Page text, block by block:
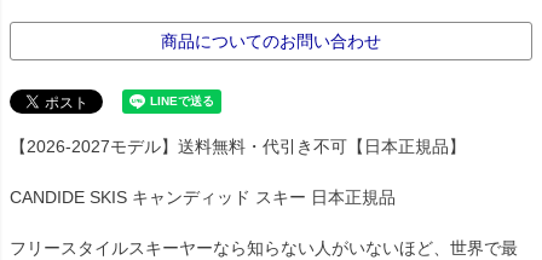
商品についてのお問い合わせ
【2026-2027モデル】送料無料・代引き不可【日本正規品】
CANDIDE SKIS キャンディッド スキー 日本正規品
フリースタイルスキーヤーなら知らない人がいないほど、世界で最